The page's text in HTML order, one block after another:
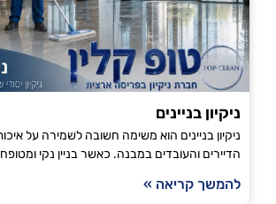
ניקיון בניינים
ניקיון בניינים הוא משימה חשובה לשמירה על
הדיירים והעובדים במבנה. כאשר בניין נקי
להמשך קריאה »